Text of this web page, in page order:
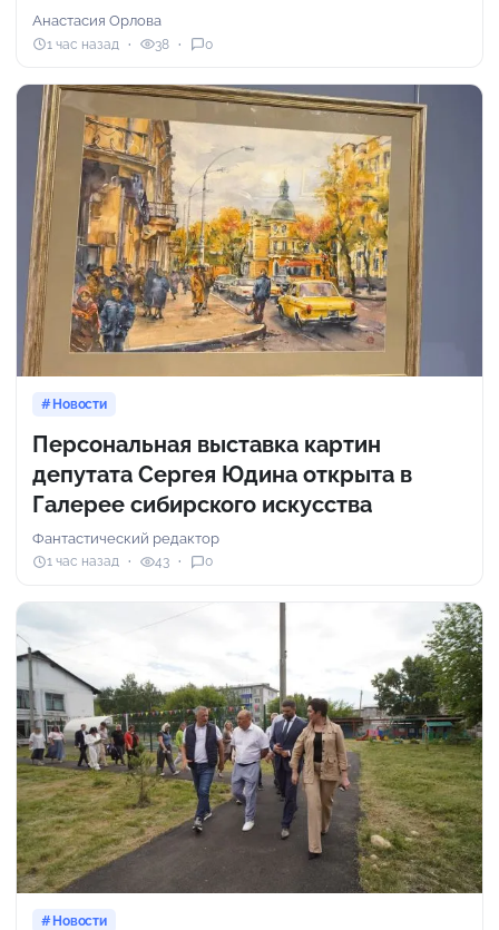
Анастасия Орлова
1 час назад 38 0
Новости
Персональная выставка картин
депутата Сергея Юдина открыта в
Галерее сибирского искусства
Фантастический редактор
1 час назад 43 0
Новости